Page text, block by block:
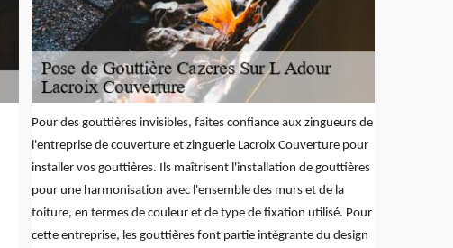
Pour des gouttières invisibles, faites confiance aux zingueurs de
l'entreprise de couverture et zinguerie Lacroix Couverture pour
installer vos gouttières. Ils maîtrisent l'installation de gouttières
pour une harmonisation avec l'ensemble des murs et de la
toiture, en termes de couleur et de type de fixation utilisé. Pour
cette entreprise, les gouttières font partie intégrante du design